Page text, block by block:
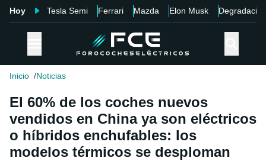
Hoy Tesla Semi Ferrari Mazda Elon Musk Degradación
Inicio Noticias
El 60% de los coches nuevos
vendidos en China ya son eléctricos
o híbridos enchufables: los
modelos térmicos se desploman